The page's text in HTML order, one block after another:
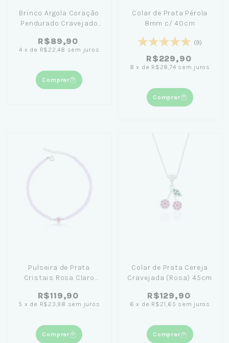
Brinco Argola Coração
Pendurado Cravejado
R$89,90
4 x de R$22,48 sem juros
Comprar
Colar de Prata Pérola
8mm c/ 40cm
(9)
R$229,90
8 x de R$28,74 sem juros
Comprar
Pulseira de Prata
Cristais Rosa Claro
R$119,90
5 x de R$23,98 sem juros
Comprar
Colar de Prata Cereja
Cravejada (Rosa) 45cm
R$129,90
6 x de R$21,65 sem juros
Comprar